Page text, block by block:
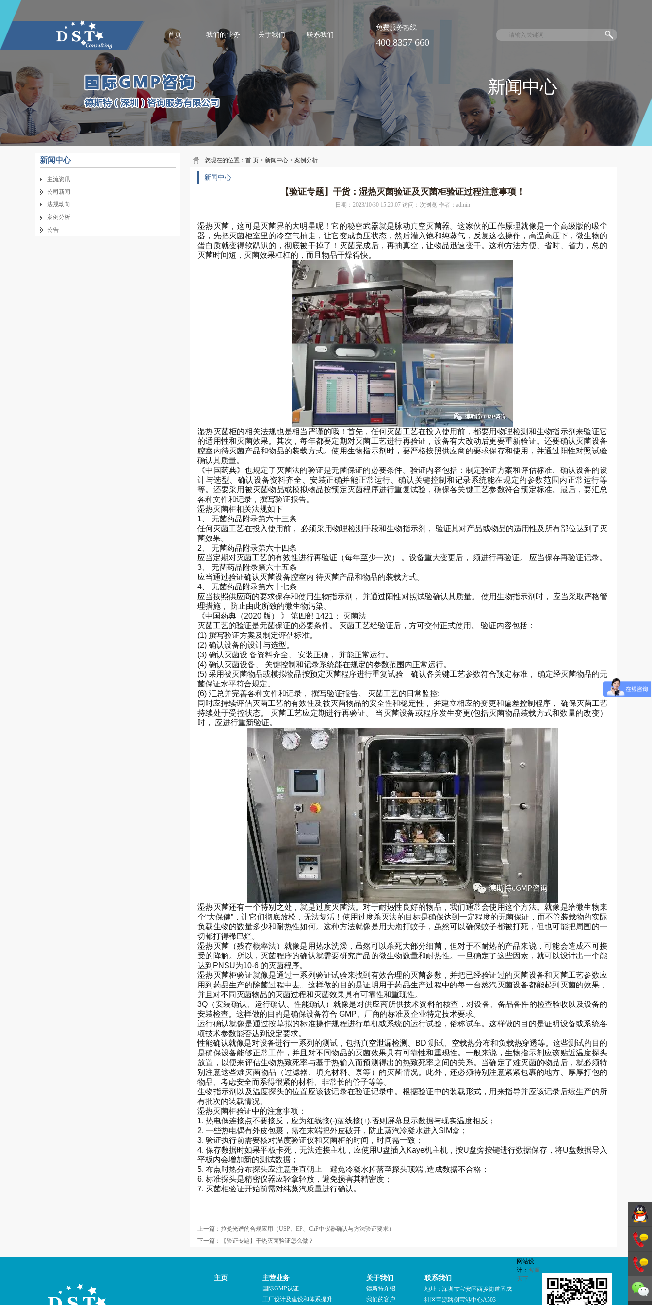
首页 我们的业务 关于我们 联系我们
免费服务热线
400 8357 660
新闻中心
新闻中心
主流资讯
公司新闻
法规动向
案例分析
公告
您现在的位置： 首 页 > 新闻中心 > 案例分析
新闻中心
【验证专题】干货：湿热灭菌验证及灭菌柜验证过程注意事项！
日期：2023/10/30 15:20:07 访问： 次浏览 作者：admin
湿热灭菌，这可是灭菌界的大明星呢！它的秘密武器就是脉动真空灭菌器。这家伙的工作原理就像是一个高级版的吸尘
器，先把灭菌柜室里的冷空气抽走，让它变成负压状态，然后灌入饱和纯蒸气，反复这么操作，高温高压下，微生物的
蛋白质就变得软趴趴的，彻底被干掉了！灭菌完成后，再抽真空，让物品迅速变干。这种方法方便、省时、省力，总的
灭菌时间短，灭菌效果杠杠的，而且物品干燥得快。
湿热灭菌柜的相关法规也是相当严谨的哦！首先，任何灭菌工艺在投入使用前，都要用物理检测和生物指示剂来验证它
的适用性和灭菌效果。其次，每年都要定期对灭菌工艺进行再验证，设备有大改动后更要重新验证。还要确认灭菌设备
腔室内待灭菌产品和物品的装载方式。使用生物指示剂时，要严格按照供应商的要求保存和使用，并通过阳性对照试验
确认其质量。
《中国药典》也规定了灭菌法的验证是无菌保证的必要条件。验证内容包括：制定验证方案和评估标准、确认设备的设
计与选型、确认设备资料齐全、安装正确并能正常运行、确认关键控制和记录系统能在规定的参数范围内正常运行等
等。还要采用被灭菌物品或模拟物品按预定灭菌程序进行重复试验，确保各关键工艺参数符合预定标准。最后，要汇总
各种文件和记录，撰写验证报告。
湿热灭菌柜相关法规如下
1、 无菌药品附录第六十三条
任何灭菌工艺在投入使用前， 必须采用物理检测手段和生物指示剂， 验证其对产品或物品的适用性及所有部位达到了灭
菌效果。
2、 无菌药品附录第六十四条
应当定期对灭菌工艺的有效性进行再验证（每年至少一次） 。设备重大变更后， 须进行再验证。 应当保存再验证记录。
3、 无菌药品附录第六十五条
应当通过验证确认灭菌设备腔室内 待灭菌产品和物品的装载方式。
4、 无菌药品附录第六十七条
应当按照供应商的要求保存和使用生物指示剂， 并通过阳性对照试验确认其质量。 使用生物指示剂时， 应当采取严格管
理措施， 防止由此所致的微生物污染。
《中国药典（2020 版） 》 第四部 1421： 灭菌法
灭菌工艺的验证是无菌保证的必要条件。 灭菌工艺经验证后，方可交付正式使用。 验证内容包括：
(1) 撰写验证方案及制定评估标准。
(2) 确认设备的设计与选型。
(3) 确认灭菌设 备资料齐全、 安装正确， 并能正常运行。
(4) 确认灭菌设备、 关键控制和记录系统能在规定的参数范围内正常运行。
(5) 采用被灭菌物品或模拟物品按预定灭菌程序进行重复试验，确认各关键工艺参数符合预定标准， 确定经灭菌物品的无
菌保证水平符合规定。
(6) 汇总并完善各种文件和记录， 撰写验证报告。 灭菌工艺的日常监控:
同时应持续评估灭菌工艺的有效性及被灭菌物品的安全性和稳定性， 并建立相应的变更和偏差控制程序， 确保灭菌工艺
持续处于受控状态。 灭菌工艺应定期进行再验证。 当灭菌设备或程序发生变更(包括灭菌物品装载方式和数量的改变）
时， 应进行重新验证。
湿热灭菌还有一个特别之处，就是过度灭菌法。对于耐热性良好的物品，我们通常会使用这个方法。就像是给微生物来
个“大保健”，让它们彻底放松，无法复活！使用过度杀灭法的目标是确保达到一定程度的无菌保证，而不管装载物的实际
负载生物的数量多少和耐热性如何。这种方法就像是用大炮打蚊子，虽然可以确保蚊子都被打死，但也可能把周围的一
切都打得稀巴烂。
湿热灭菌（残存概率法）就像是用热水洗澡，虽然可以杀死大部分细菌，但对于不耐热的产品来说，可能会造成不可接
受的降解。所以，灭菌程序的确认就需要研究产品的微生物数量和耐热性。一旦确定了这些因素，就可以设计出一个能
达到PNSU为10-6 的灭菌程序。
湿热灭菌柜验证就像是通过一系列验证试验来找到有效合理的灭菌参数，并把已经验证过的灭菌设备和灭菌工艺参数应
用到药品生产的除菌过程中去。这样做的目的是证明用于药品生产过程中的每一台蒸汽灭菌设备都能起到灭菌的效果，
并且对不同灭菌物品的灭菌过程和灭菌效果具有可靠性和重现性。
3Q（安装确认、运行确认、性能确认）就像是对供应商所供技术资料的核查，对设备、备品备件的检查验收以及设备的
安装检查。这样做的目的是确保设备符合 GMP、厂商的标准及企业特定技术要求。
运行确认就像是通过按草拟的标准操作规程进行单机或系统的运行试验，俗称试车。这样做的目的是证明设备或系统各
项技术参数能否达到设定要求。
性能确认就像是对设备进行一系列的测试，包括真空泄漏检测、BD 测试、空载热分布和负载热穿透等。这些测试的目的
是确保设备能够正常工作，并且对不同物品的灭菌效果具有可靠性和重现性。一般来说，生物指示剂应该贴近温度探头
放置，以便来评估生物热致死率与基于热输入而预测得出的热致死率之间的关系。当确定了难灭菌的物品后，就必须特
别注意这些难灭菌物品（过滤器、填充材料、泵等）的灭菌情况。此外，还必须特别注意紧紧包裹的地方、厚厚打包的
物品、考虑安全而系得很紧的材料、非常长的管子等等。
生物指示剂以及温度探头的位置应该被记录在验证记录中。根据验证中的装载形式，用来指导并应该记录后续生产的所
有批次的装载情况。
湿热灭菌柜验证中的注意事项：
1. 热电偶连接点不要接反，应为红线接(-)蓝线接(+),否则屏幕显示数据与现实温度相反；
2. 一些热电偶有外皮包裹，需在末端把外皮破开，防止蒸汽冷凝水进入SIM盒；
3. 验证执行前需要核对温度验证仪和灭菌柜的时间，时间需一致；
4. 保存数据时如果平板卡死，无法连接主机，应使用U盘插入Kaye机主机，按U盘旁按键进行数据保存，将U盘数据导入
平板内会增加新的测试数据；
5. 布点时热分布探头应注意垂直朝上，避免冷凝水掉落至探头顶端 ,造成数据不合格；
6. 标准探头是精密仪器应轻拿轻放，避免损害其精密度；
7. 灭菌柜验证开始前需对纯蒸汽质量进行确认。
上一篇： 拉曼光谱的合规应用（USP、EP、ChP中仪器确认与方法验证要求）
下一篇：
【验证专题】干热灭菌验证怎么做？
主页 主营业务
国际GMP认证
工厂设计及建设和体系提升
关于我们
德斯特介绍
我们的客户
联系我们
地址：深圳市宝安区西乡街道固戍
社区宝源路侧宝港中心A503
网站设
计： 客源
天下
德斯特
GMP咨
询